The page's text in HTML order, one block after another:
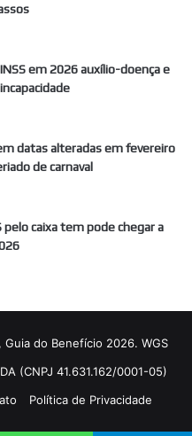
em 2026 auxílio-doença e
datas alteradas em fevereiro
de carnaval
pelo caixa tem pode chegar a
do Benefício 2026. WGS
(CNPJ 41.631.162/0001-05)
Política de Privacidade